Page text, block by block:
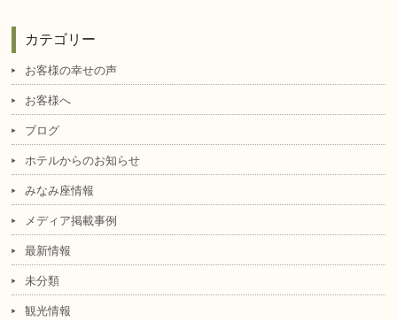
カテゴリー
お客様の幸せの声
お客様へ
ブログ
ホテルからのお知らせ
みなみ座情報
メディア掲載事例
最新情報
未分類
観光情報